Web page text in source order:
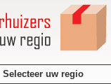
Selecteer uw regio